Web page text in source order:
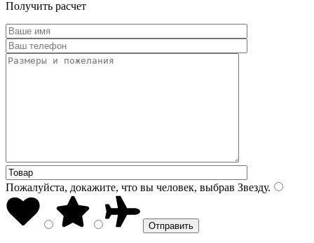
Получить расчет
Пожалуйста, докажите, что вы человек, выбрав Звезду.